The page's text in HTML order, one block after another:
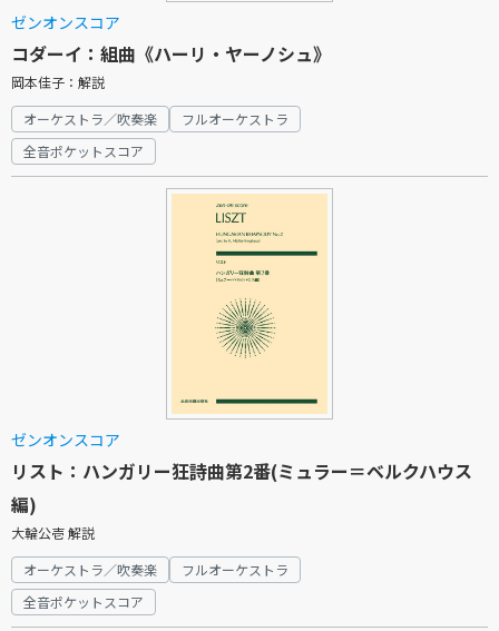
ゼンオンスコア
コダーイ：組曲《ハーリ・ヤーノシュ》
岡本佳子：解説
オーケストラ／吹奏楽
フルオーケストラ
全音ポケットスコア
ゼンオンスコア
リスト：ハンガリー狂詩曲第2番(ミュラー＝ベルクハウス
編)
大輪公壱 解説
オーケストラ／吹奏楽
フルオーケストラ
全音ポケットスコア